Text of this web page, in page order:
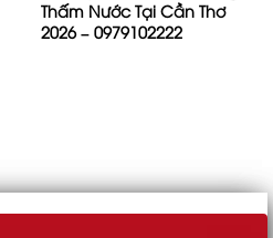
Thấm Nước Tại Cần Thơ
2026 – 0979102222